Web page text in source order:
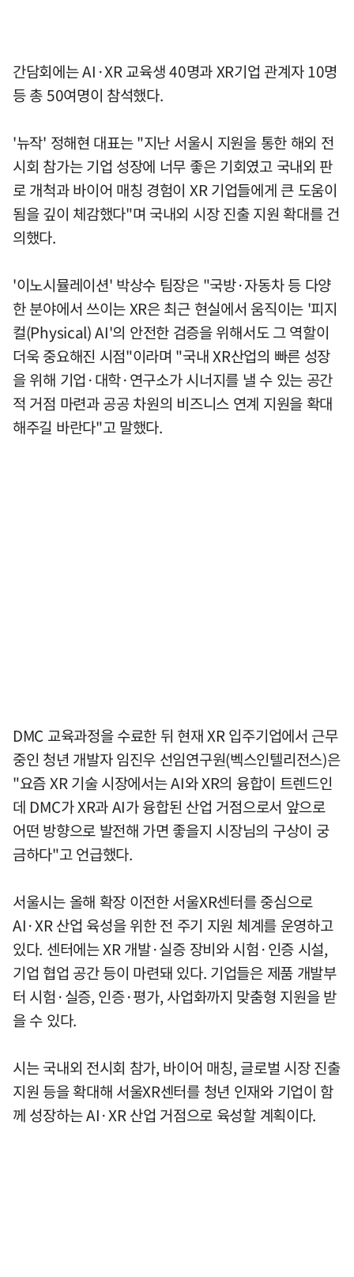
간담회에는 AI·XR 교육생 40명과 XR기업 관계자 10명
등 총 50여명이 참석했다.
'뉴작' 정해현 대표는 "지난 서울시 지원을 통한 해외 전
시회 참가는 기업 성장에 너무 좋은 기회였고 국내외 판
로 개척과 바이어 매칭 경험이 XR 기업들에게 큰 도움이
됨을 깊이 체감했다"며 국내외 시장 진출 지원 확대를 건
의했다.
'이노시뮬레이션' 박상수 팀장은 "국방·자동차 등 다양
한 분야에서 쓰이는 XR은 최근 현실에서 움직이는 '피지
컬(Physical) AI'의 안전한 검증을 위해서도 그 역할이
더욱 중요해진 시점"이라며 "국내 XR산업의 빠른 성장
을 위해 기업·대학·연구소가 시너지를 낼 수 있는 공간
적 거점 마련과 공공 차원의 비즈니스 연계 지원을 확대
해주길 바란다"고 말했다.
DMC 교육과정을 수료한 뒤 현재 XR 입주기업에서 근무
중인 청년 개발자 임진우 선임연구원(벡스인텔리전스)은
"요즘 XR 기술 시장에서는 AI와 XR의 융합이 트렌드인
데 DMC가 XR과 AI가 융합된 산업 거점으로서 앞으로
어떤 방향으로 발전해 가면 좋을지 시장님의 구상이 궁
금하다"고 언급했다.
서울시는 올해 확장 이전한 서울XR센터를 중심으로
AI·XR 산업 육성을 위한 전 주기 지원 체계를 운영하고
있다. 센터에는 XR 개발·실증 장비와 시험·인증 시설,
기업 협업 공간 등이 마련돼 있다. 기업들은 제품 개발부
터 시험·실증, 인증·평가, 사업화까지 맞춤형 지원을 받
을 수 있다.
시는 국내외 전시회 참가, 바이어 매칭, 글로벌 시장 진출
지원 등을 확대해 서울XR센터를 청년 인재와 기업이 함
께 성장하는 AI·XR 산업 거점으로 육성할 계획이다.